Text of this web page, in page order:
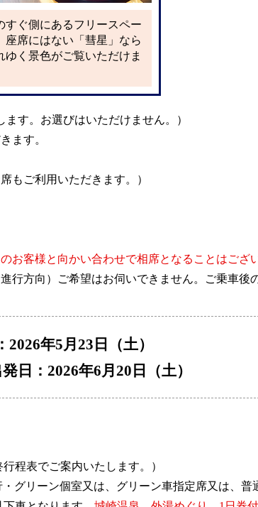
すぐ側にあるフリースペー
座席にはない「彗星」なら
ゆく景色がご覧いただけま
す。お選びはいただけません。）
ます。
もご利用いただきます。）
お客様と向かい合わせで相席となることはござ
方向）ご希望はお伺いできません。ご乗車後
2026年5月23日（土）
日：2026年6月20日（土）
程表でご案内いたします。）
グリーン個室又は、グリーン車指定席又は、普